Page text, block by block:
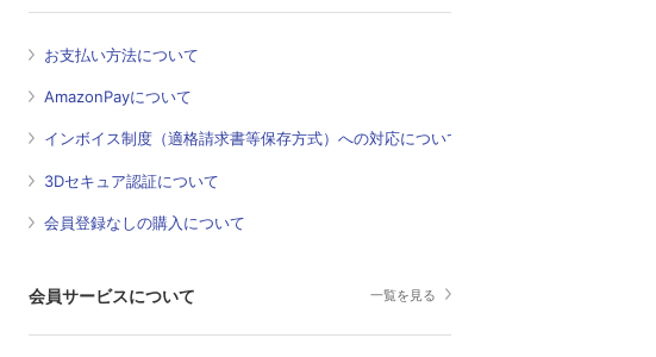
お支払い方法について
AmazonPayについて
インボイス制度（適格請求書等保存方式）への対応について
3Dセキュア認証について
会員登録なしの購入について
会員サービスについて 一覧を見る